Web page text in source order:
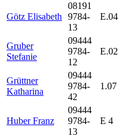
Götz Elisabeth
08191
9784-
13
E.04
Gruber
Stefanie
09444
9784-
12
E.02
Grüttner
Katharina
09444
9784-
42
1.07
Huber Franz
09444
9784-
13
E 4